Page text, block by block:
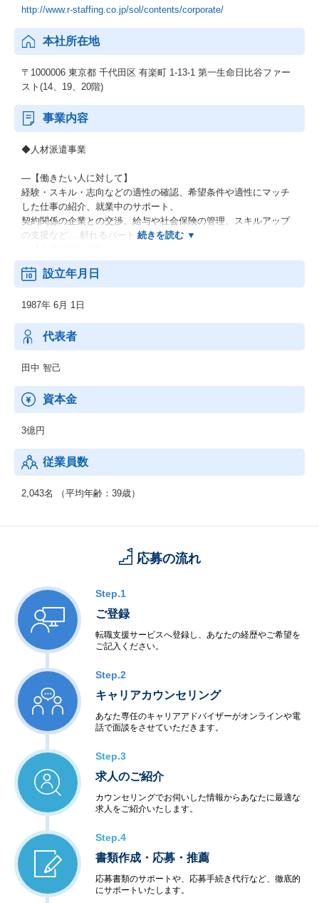
http://www.r-staffing.co.jp/sol/contents/corporate/
本社所在地
〒1000006 東京都 千代田区 有楽町 1-13-1 第一生命日比谷ファー
スト(14、19、20階)
事業内容
◆人材派遣事業
―【働きたい人に対して】
経験・スキル・志向などの適性の確認、希望条件や適性にマッチ
した仕事の紹介、就業中のサポート、
契約関係の企業との交渉、給与や社会保険の管理、スキルアップ
の支援など… 頼れるパートナーとして。
人材戦略や人材活用についてのアドバイス、採用、就業中のマネ
ジメント、コンプライアンスの相談相手、
設立年月日
1987年 6月 1日
代表者
田中 智己
資本金
3億円
従業員数
2,043名 （平均年齢：39歳）
応募の流れ
Step.1
ご登録
転職支援サービスへ登録し、あなたの経歴やご希望を
ご記入ください。
Step.2
キャリアカウンセリング
あなた専任のキャリアアドバイザーがオンラインや電
話で面談をさせていただきます。
Step.3
求人のご紹介
カウンセリングでお伺いした情報からあなたに最適な
求人をご紹介いたします。
Step.4
書類作成・応募・推薦
応募書類のサポートや、応募手続き代行など、徹底的
にサポートいたします。